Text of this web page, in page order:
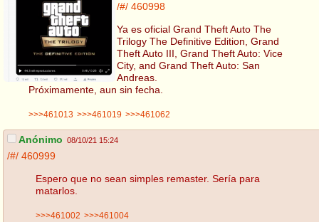
/#/ 460998
Ya es oficial Grand Theft Auto The
Trilogy The Definitive Edition, Grand
Theft Auto III, Grand Theft Auto: Vice
City, and Grand Theft Auto: San
Andreas.
Próximamente, aun sin fecha.
>>>461013 >>>461019 >>>461062
Anónimo 08/10/21 15:24
/#/ 460999
Espero que no sean simples remaster. Sería para
matarlos.
>>>461002 >>>461004